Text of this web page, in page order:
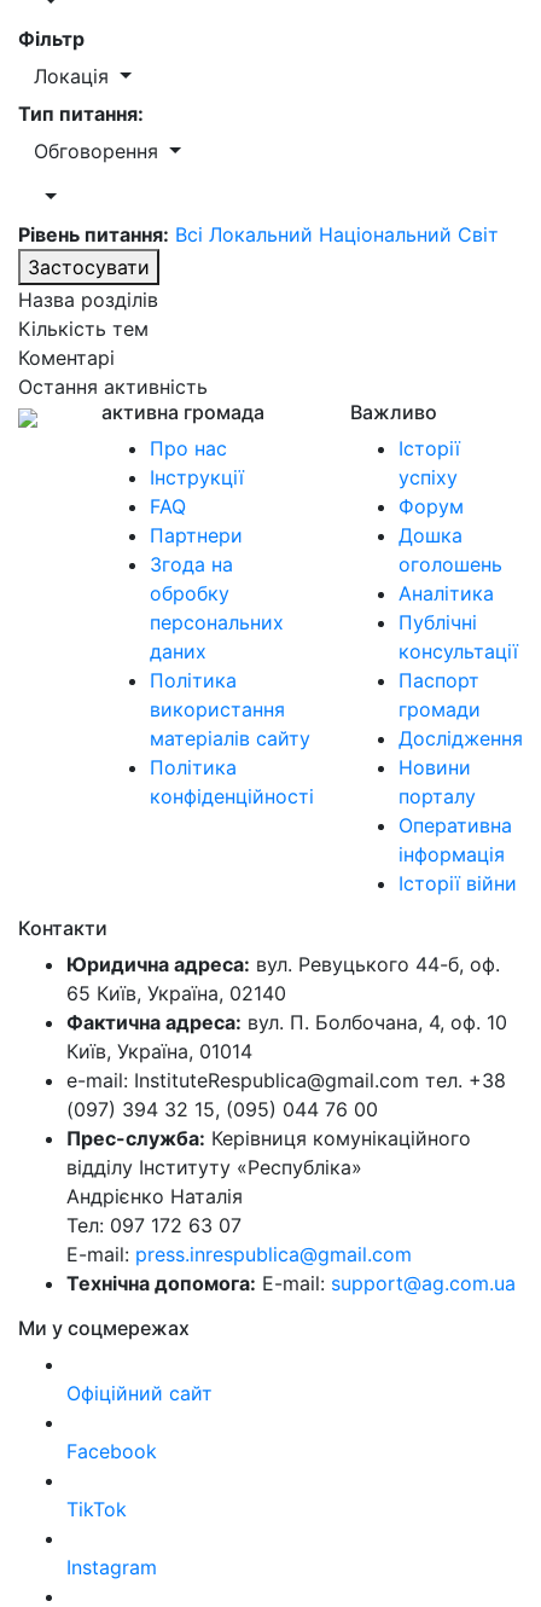
Фільтр
Локація
Тип питання:
Обговорення
Рівень питання: Всі Локальний Національний Світ
Застосувати
Назва розділів
Кількість тем
Коментарі
Остання активність
активна громада
Про нас
Інструкції
FAQ
Партнери
Згода на
обробку
персональних
даних
Політика
використання
матеріалів сайту
Політика
конфіденційності
Важливо
Історії
успіху
Форум
Дошка
оголошень
Аналітика
Публічні
консультації
Паспорт
громади
Дослідження
Новини
порталу
Оперативна
інформація
Історії війни
Контакти
Юридична адреса: вул. Ревуцького 44-б, оф.
65 Київ, Україна, 02140
Фактична адреса: вул. П. Болбочана, 4, оф. 10
Київ, Україна, 01014
e-mail: InstituteRespublica@gmail.com тел. +38
(097) 394 32 15, (095) 044 76 00
Прес-служба: Керівниця комунікаційного
відділу Інституту «Республіка»
Андрієнко Наталія
Тел: 097 172 63 07
E-mail: press.inrespublica@gmail.com
Технічна допомога: E-mail: support@ag.com.ua
Ми у соцмережах
Офіційний сайт
Facebook
TikTok
Instagram